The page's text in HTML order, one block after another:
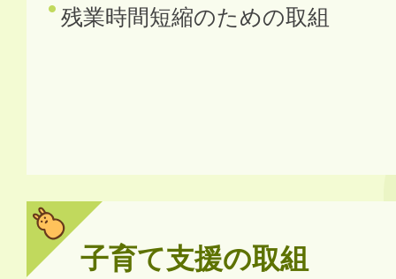
残業時間短縮のための取組
子育て支援の取組